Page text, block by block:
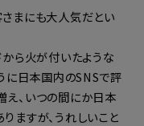
まにも大人気だとい
から火が付いたような
に日本国内のSNSで評
、いつの間にか日本
ますが、うれしいこと